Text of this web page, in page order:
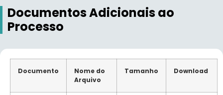
Documentos Adicionais ao
Processo
Documento
Nome do
Arquivo
Tamanho Download